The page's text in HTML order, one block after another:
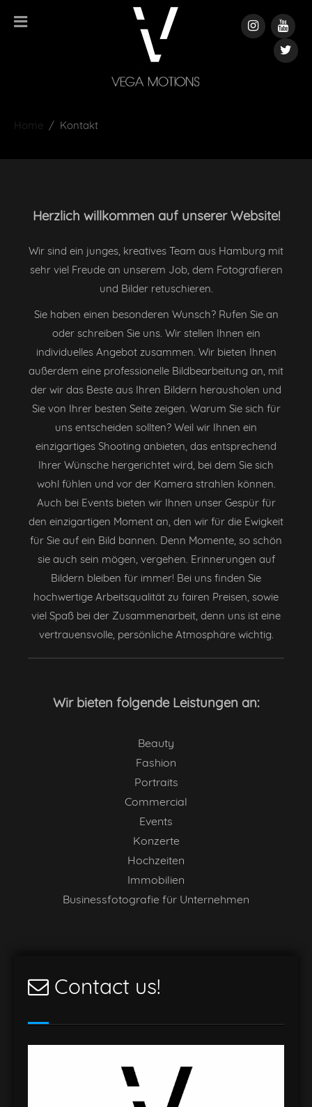
Home Kontakt
Herzlich willkommen auf unserer Website!
Wir sind ein junges, kreatives Team aus Hamburg mit
sehr viel Freude an unserem Job, dem Fotografieren
und Bilder retuschieren.
Sie haben einen besonderen Wunsch? Rufen Sie an
oder schreiben Sie uns. Wir stellen Ihnen ein
individuelles Angebot zusammen. Wir bieten Ihnen
außerdem eine professionelle Bildbearbeitung an, mit
der wir das Beste aus Ihren Bildern herausholen und
Sie von Ihrer besten Seite zeigen. Warum Sie sich für
uns entscheiden sollten? Weil wir Ihnen ein
einzigartiges Shooting anbieten, das entsprechend
Ihrer Wünsche hergerichtet wird, bei dem Sie sich
wohl fühlen und vor der Kamera strahlen können.
Auch bei Events bieten wir Ihnen unser Gespür für
den einzigartigen Moment an, den wir für die Ewigkeit
für Sie auf ein Bild bannen. Denn Momente, so schön
sie auch sein mögen, vergehen. Erinnerungen auf
Bildern bleiben für immer! Bei uns finden Sie
hochwertige Arbeitsqualität zu fairen Preisen, sowie
viel Spaß bei der Zusammenarbeit, denn uns ist eine
vertrauensvolle, persönliche Atmosphäre wichtig.
Wir bieten folgende Leistungen an:
Beauty
Fashion
Portraits
Commercial
Events
Konzerte
Hochzeiten
Immobilien
Businessfotografie für Unternehmen
Contact us!